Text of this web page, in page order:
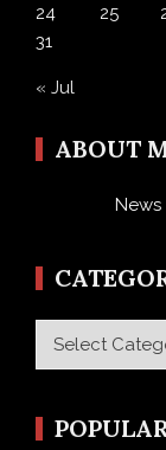
24
25
31
« Jul
ABOUT
Category